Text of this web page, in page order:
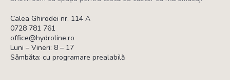
Calea Ghirodei nr. 114 A
0728 781 761
office@hydroline.ro
Luni – Vineri: 8 – 17
Sâmbăta: cu programare prealabilă